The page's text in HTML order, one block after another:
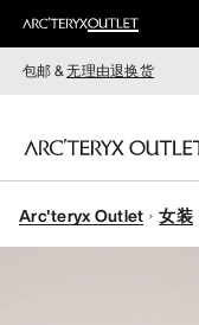
包邮 &无理由退换货
女装
Arc'teryx Outlet 女装